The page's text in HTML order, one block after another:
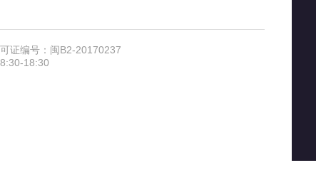
证编号：闽B2-20170237
18:30